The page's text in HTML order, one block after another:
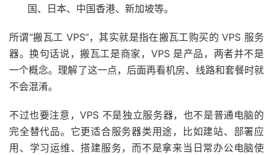
国、日本、中国香港、新加坡等。
所谓“搬瓦工 VPS”，其实就是指在搬瓦工购买的 VPS 服务
器。换句话说，搬瓦工是商家，VPS 是产品，两者并不是
一个概念。理解了这一点，后面再看机房、线路和套餐时就
不会混淆。
不过也要注意，VPS 不是独立服务器，也不是普通电脑的
完全替代品。它更适合服务器类用途，比如建站、部署应
用、学习运维、搭建服务，而不是拿来当日常办公电脑使